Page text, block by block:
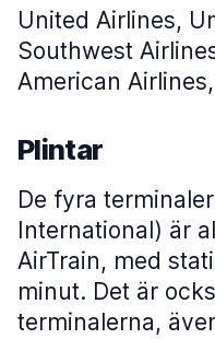
United Airlines,
Southwest
American
Plintar
De fyra
International) är
AirTrain, med
minut. Det är
terminalerna,